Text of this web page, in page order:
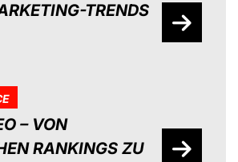
TRENDS
– VON
RANKINGS ZU